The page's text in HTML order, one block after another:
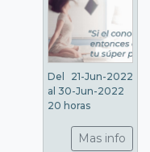
Del 21-Jun-2022
al 30-Jun-2022
20 horas
Mas info